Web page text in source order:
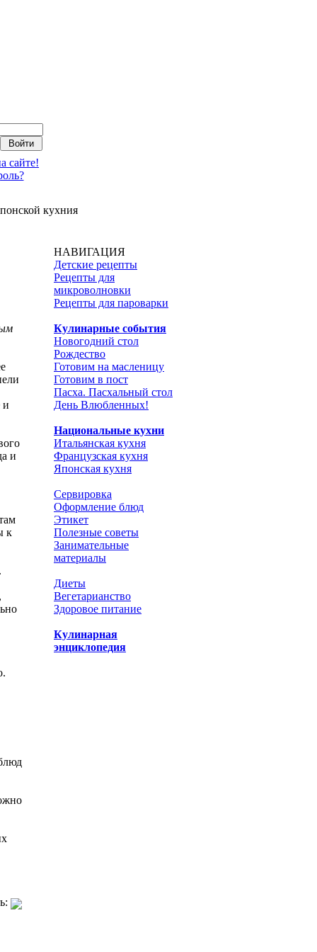
сайте!
кухния
и
и
к
НАВИГАЦИЯ
Детские рецепты
Рецепты для
микроволновки
Рецепты для пароварки
Кулинарные события
Новогодний стол
Рождество
Готовим на масленицу
Готовим в пост
Пасха. Пасхальный стол
День Влюбленных!
Национальные кухни
Итальянская кухня
Французская кухня
Японская кухня
Сервировка
Оформление блюд
Этикет
Полезные советы
Занимательные
материалы
Диеты
Вегетарианство
Здоровое питание
Кулинарная
энциклопедия